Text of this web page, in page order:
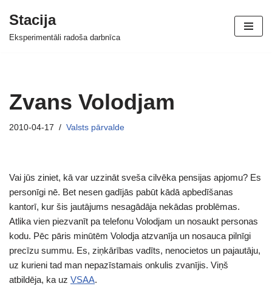
Skip
Stacija
Eksperimentāli radoša darbnīca
Zvans Volodjam
2010-04-17 Valsts pārvalde
Vai jūs ziniet, kā var uzzināt sveša cilvēka pensijas apjomu? Es
personīgi nē. Bet nesen gadījās pabūt kādā apbedīšanas
kantorī, kur šis jautājums nesagādāja nekādas problēmas.
Atlika vien piezvanīt pa telefonu Volodjam un nosaukt personas
kodu. Pēc pāris minūtēm Volodja atzvanīja un nosauca pilnīgi
precīzu summu. Es, ziņkārības vadīts, nenocietos un pajautāju,
uz kurieni tad man nepazīstamais onkulis zvanījis. Viņš
atbildēja, ka uz VSAA.